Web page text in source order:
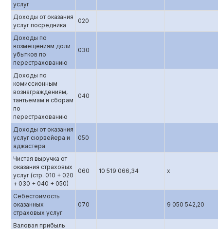
услуг
Доходы от оказания
услуг посредника
020
Доходы по
возмещениям доли
убытков по
перестрахованию
030
Доходы по
комиссионным
вознаграждениям,
тантьемам и сборам
по
перестрахованию
040
Доходы от оказания
услуг сюрвейера и
аджастера
050
Чистая выручка от
оказания страховых
услуг (стр. 010 + 020
+ 030 + 040 + 050)
060 10 519 066,34 x
Себестоимость
оказанных
страховых услуг
070 9 050 542,20
Валовая прибыль